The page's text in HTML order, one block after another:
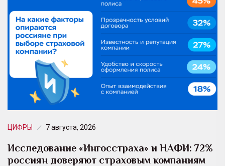
ЦИФРЫ 7 августа, 2026
Исследование «Ингосстраха» и НАФИ: 72%
россиян доверяют страховым компаниям